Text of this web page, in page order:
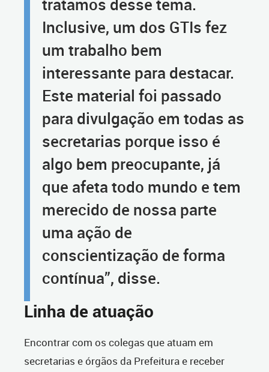
tratamos desse tema.
Inclusive, um dos GTIs fez
um trabalho bem
interessante para destacar.
Este material foi passado
para divulgação em todas as
secretarias porque isso é
algo bem preocupante, já
que afeta todo mundo e tem
merecido de nossa parte
uma ação de
conscientização de forma
contínua”, disse.
Linha de atuação
Encontrar com os colegas que atuam em
secretarias e órgãos da Prefeitura e receber